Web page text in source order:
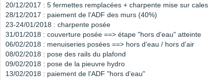
20/12/2017 : 5 fermettes remplacées + charpente mise sur cales
28/12/2017 : paiement de l'ADF des murs (40%)
23-24/01/2018 : charpente posée
31/01/2018 : couverture posée ==> étape "hors d'eau" atteinte
06/02/2018 : menuiseries posées ==> hors d'eau / hors d'air
08/02/2018 : pose des rails du plafond
09/02/2018 : pose de la pieuvre hydro
13/02/2018 : paiement de l'ADF "hors d'eau"